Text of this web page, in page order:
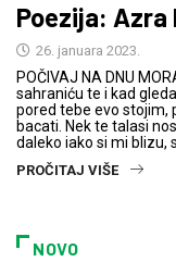
Poezija: Azra
26. januara 2023.
POČIVAJ NA DNU
sahraniću te i kad
pored tebe evo stojim,
bacati. Nek te talasi
daleko iako si mi blizu,
PROČITAJ VIŠE
NOVO